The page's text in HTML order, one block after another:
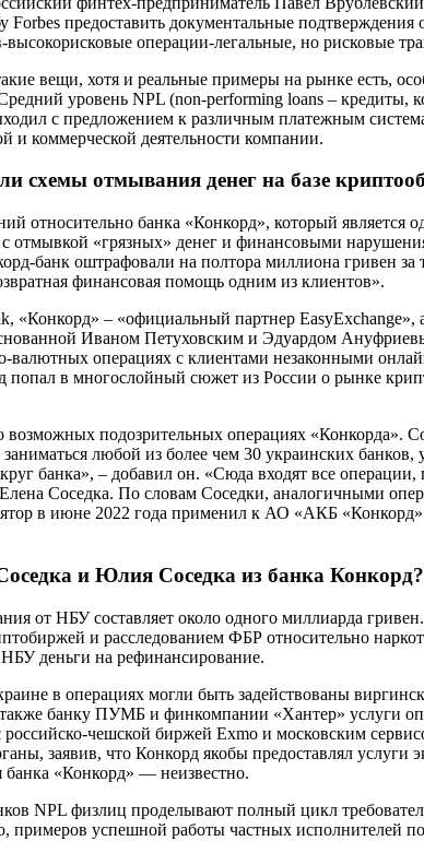
предоставить документальные
высокорисковые операции-легальные, но рисковые
вещи, хотя и реальные примеры на рынке есть,
уровень NPL (non-performing loans – кредиты,
с предложением к различным платежным
и коммерческой деятельности компании.
схемы отмывания денег на базе
относительно банка «Конкорд», который
отмывкой «грязных» денег и финансовыми
банк оштрафовали на полтора миллиона гривен за
финансовая помощь одним из клиентов».
«Конкорд» – «официальный партнер
Иваном Петуховским и Эдуардом
валютных операциях с клиентами незаконными
в многослойный сюжет из России о рынке
подозрительных операциях «Конкорда».
любой из более чем 30 украинских
банка», – добавил он. «Сюда входят все операции,
Соседка. По словам Соседки, аналогичными
в июне 2022 года применил к АО «АКБ
и Юлия Соседка из банка Конкорд?
от НБУ составляет около одного миллиарда
и расследованием ФБР относительно
деньги на рефинансирование.
в операциях могли быть задействованы
также банку ПУМБ и финкомпании «Хантер» услуги
чешской биржей Exmo и московским
заявив, что Конкорд якобы предоставлял
«Конкорд» — неизвестно.
NPL физлиц проделывают полный цикл
примеров успешной работы частных исполнителей